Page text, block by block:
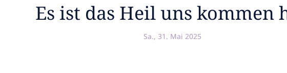
Es ist das Heil uns kommen
Sa., 31. Mai 2025